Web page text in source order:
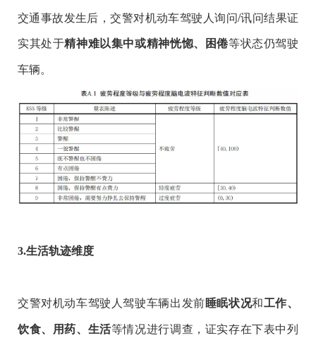
交通事故发生后，交警对机动车驾驶人询问/讯问结果证
实其处于精神难以集中或精神恍惚、困倦等状态仍驾驶
车辆。
3.生活轨迹维度
交警对机动车驾驶人驾驶车辆出发前睡眠状况和工作、
饮食、用药、生活等情况进行调查，证实存在下表中列